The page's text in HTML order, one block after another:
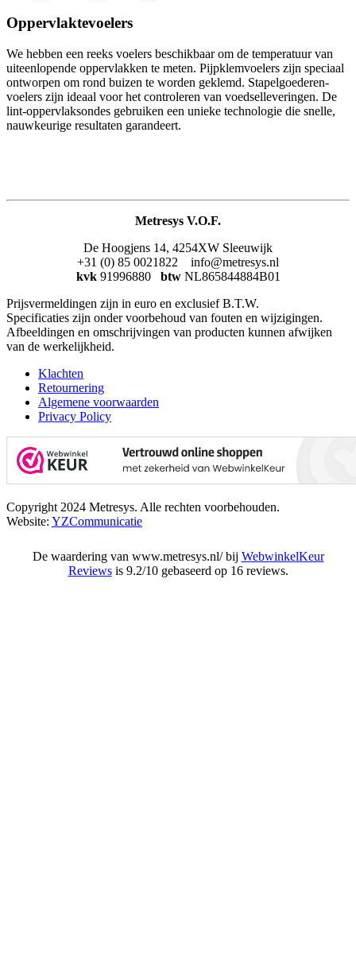
Oppervlaktevoelers
We hebben een reeks voelers beschikbaar om de temperatuur van
uiteenlopende oppervlakken te meten. Pijpklemvoelers zijn speciaal
ontworpen om rond buizen te worden geklemd. Stapelgoederen-
voelers zijn ideaal voor het controleren van voedselleveringen. De
lint-oppervlaksondes gebruiken een unieke technologie die snelle,
nauwkeurige resultaten garandeert.
Metresys V.O.F.
De Hoogjens 14, 4254XW Sleeuwijk
+31 (0) 85 0021822 info@metresys.nl
kvk 91996880 btw NL865844884B01
Prijsvermeldingen zijn in euro en exclusief B.T.W.
Specificaties zijn onder voorbehoud van fouten en wijzigingen.
Afbeeldingen en omschrijvingen van producten kunnen afwijken
van de werkelijkheid.
Klachten
Retournering
Algemene voorwaarden
Privacy Policy
Copyright 2024 Metresys. Alle rechten voorbehouden.
Website: YZCommunicatie
De waardering van www.metresys.nl/ bij WebwinkelKeur
Reviewsis 9.2/10 gebaseerd op 16 reviews.